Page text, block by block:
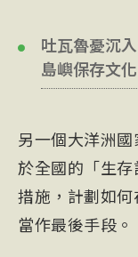
吐瓦魯憂沉
島嶼保存文化
另一個大洋洲
於全國的「生
措施，計劃如
當作最後手段。